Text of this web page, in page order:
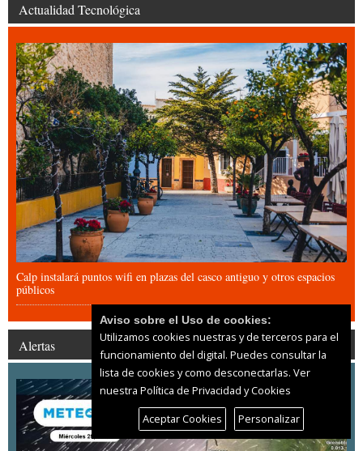
Actualidad Tecnológica
Calp instalará puntos wifi en plazas del casco antiguo y otros espacios
públicos
Alertas
Aviso sobre el Uso de cookies:
Utilizamos cookies nuestras y de terceros para el
funcionamiento del digital. Puedes consultar la
lista de cookies y como desconectarlas. Ver
nuestra Política de Privacidad y Cookies
Aceptar Cookies
Personalizar